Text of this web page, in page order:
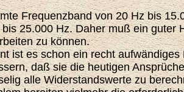
Frequenzband von 20 Hz bis
25.000 Hz. Daher muß ein guter
zu können.
ist es schon ein recht
daß sie die heutigen
alle Widerstandswerte zu